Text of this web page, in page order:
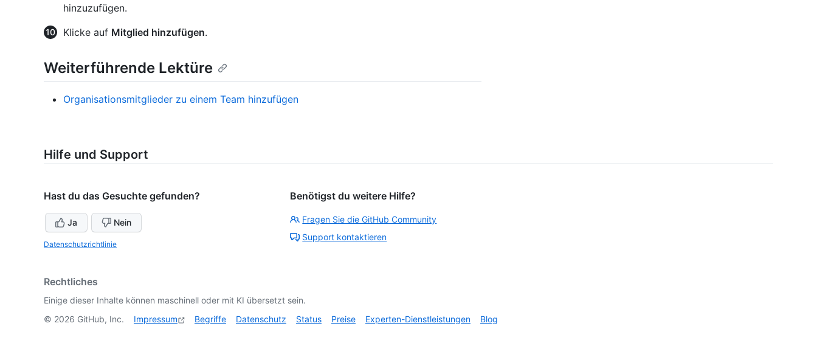
hinzuzufügen.
Klicke auf Mitglied hinzufügen.
Weiterführende Lektüre
Organisationsmitglieder zu einem Team hinzufügen
Hilfe und Support
Hast du das Gesuchte gefunden?
Ja Nein
Datenschutzrichtlinie
Benötigst du weitere Hilfe?
Fragen Sie die GitHub Community
Support kontaktieren
Rechtliches
Einige dieser Inhalte können maschinell oder mit KI übersetzt sein.
© 2026 GitHub, Inc. Impressum Begriffe Datenschutz Status Preise Experten-Dienstleistungen Blog